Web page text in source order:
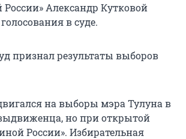
России» Александр Кутковой
в суде.
признал результаты выборов
на выборы мэра Тулуна в
но при открытой
России». Избирательная